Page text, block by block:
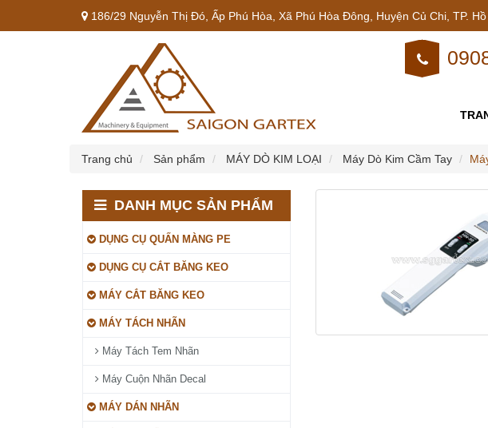
186/29 Nguyễn Thị Đó, Ấp Phú Hòa, Xã Phú Hòa Đông, Huyện Củ Chi, TP.
Trang chủ Sản phẩm MÁY DÒ KIM LOẠI Máy Dò Kim Cầm Tay
DANH MỤC SẢN PHẨM
DỤNG CỤ QUẤN MÀNG PE
DỤNG CỤ CẮT BĂNG KEO
MÁY CẮT BĂNG KEO
MÁY TÁCH NHÃN
Máy Tách Tem Nhãn
Máy Cuộn Nhãn Decal
MÁY DÁN NHÃN